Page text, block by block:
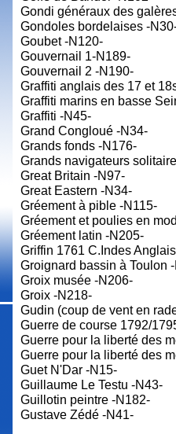
Gondi généraux des
Gondoles bordelaises -
Goubet -N120-
Gouvernail 1-N189-
Gouvernail 2 -N190-
Graffiti anglais des 17 et
Graffiti marins en basse
Graffiti -N45-
Grand Congloué -N34-
Grands fonds -N176-
Grands navigateurs
Great Britain -N97-
Great Eastern -N34-
Gréement à pible -N115-
Gréement et poulies en
Gréement latin -N205-
Griffin 1761 C.Indes
Groignard bassin à Toulon
Groix musée -N206-
Groix -N218-
Gudin (coup de vent en
Guerre de course 1792/
Guerre pour la liberté des
Guerre pour la liberté des
Guet N'Dar -N15-
Guillaume Le Testu -N43-
Guillotin peintre -N182-
Gustave Zédé -N41-